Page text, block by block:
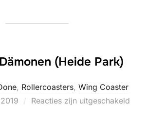
(Heide Park)
, Rollercoasters, Wing Coaster
Reacties zijn uitgeschakeld